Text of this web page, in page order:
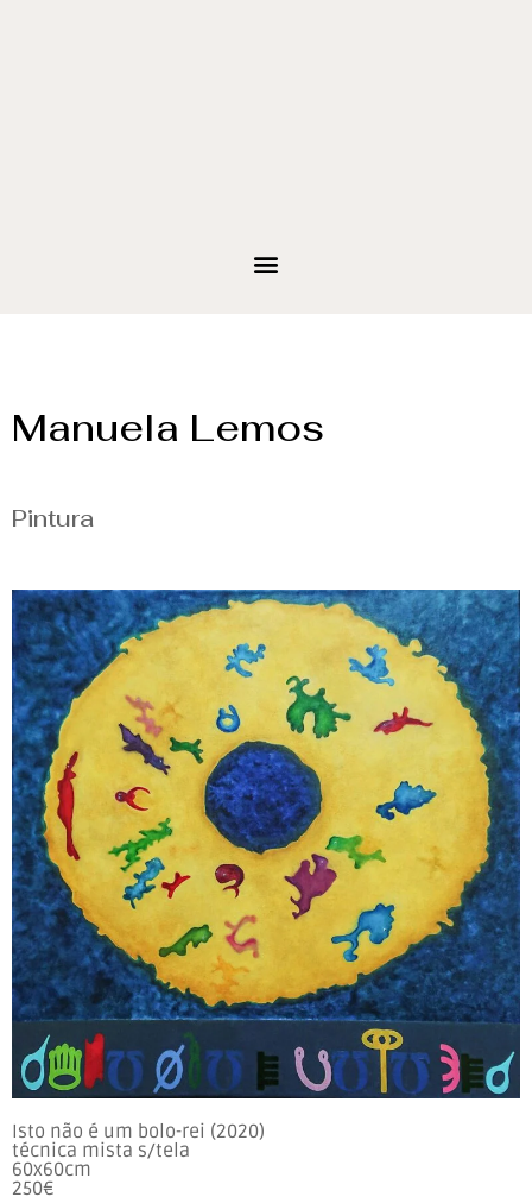
Manuela Lemos
Pintura
Isto não é um bolo-rei (2020)
técnica mista s/tela
60x60cm
250€